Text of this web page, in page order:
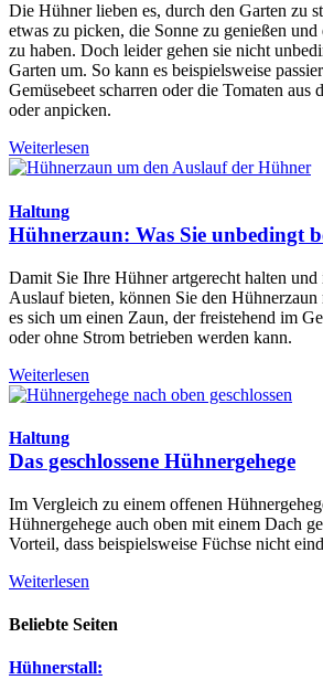
Die Hühner lieben es, durch den Garten zu
etwas zu picken, die Sonne zu genießen
zu haben. Doch leider gehen sie nicht
Garten um. So kann es beispielsweise
Gemüsebeet scharren oder die Tomaten aus
oder anpicken.
Weiterlesen
Haltung
Hühnerzaun: Was Sie unbedingt
Damit Sie Ihre Hühner artgerecht halten
Auslauf bieten, können Sie den
es sich um einen Zaun, der freistehend im
oder ohne Strom betrieben werden kann.
Weiterlesen
Haltung
Das geschlossene Hühnergehege
Im Vergleich zu einem offenen
Hühnergehege auch oben mit einem Dach
Vorteil, dass beispielsweise Füchse nicht
Weiterlesen
Beliebte Seiten
Hühnerstall: